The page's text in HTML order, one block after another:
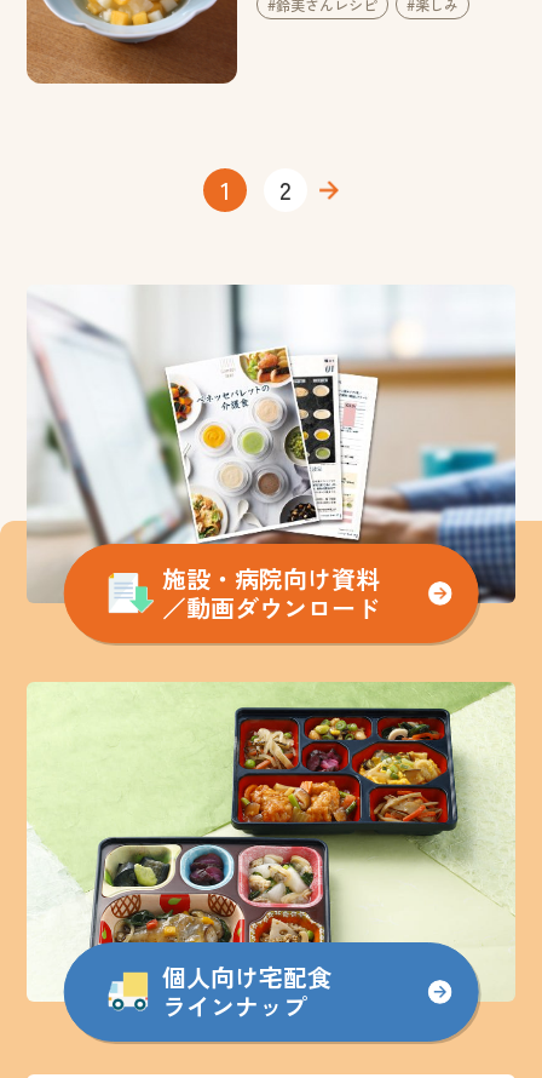
#鈴美さんレシピ #楽しみ
1 2
施設・病院向け資料
／動画ダウンロード
個人向け宅配食
ラインナップ